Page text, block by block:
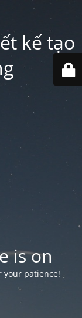
kế tạo
is on
your patience!